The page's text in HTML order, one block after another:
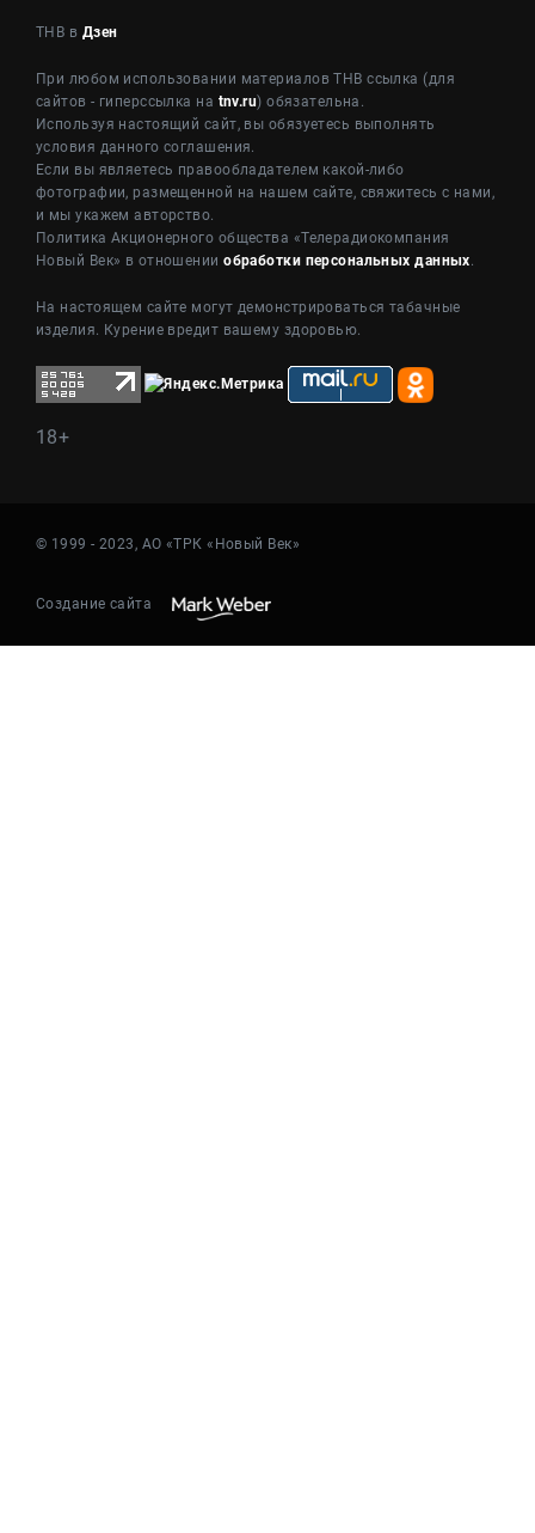
ТНВ в Дзен
При любом использовании материалов ТНВ ссылка (для
сайтов - гиперссылка на tnv.ru) обязательна.
Используя настоящий сайт, вы обязуетесь выполнять
условия данного соглашения.
Если вы являетесь правообладателем какой-либо
фотографии, размещенной на нашем сайте, свяжитесь с нами,
и мы укажем авторство.
Политика Акционерного общества «Телерадиокомпания
Новый Век» в отношенииобработки персональных данных.
На настоящем сайте могут демонстрироваться табачные
изделия. Курение вредит вашему здоровью.
18+
© 1999 - 2023, АО «ТРК «Новый Век»
Создание сайта